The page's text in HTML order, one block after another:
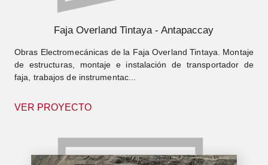
Faja Overland Tintaya - Antapaccay
Obras Electromecánicas de la Faja Overland Tintaya. Montaje
de estructuras, montaje e instalación de transportador de
faja, trabajos de instrumentac...
VER PROYECTO